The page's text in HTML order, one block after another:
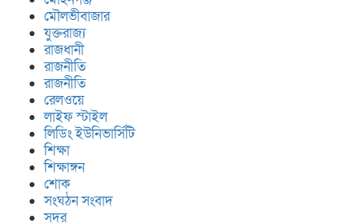
মৌলভীবাজার
যুক্তরাজ্য
রাজধানী
রাজনীতি
রাজনীতি
রেলওয়ে
লাইফ স্টাইল
লিডিং ইউনিভার্সিটি
শিক্ষা
শিক্ষাঙ্গন
শোক
সংঘঠন সংবাদ
সদর